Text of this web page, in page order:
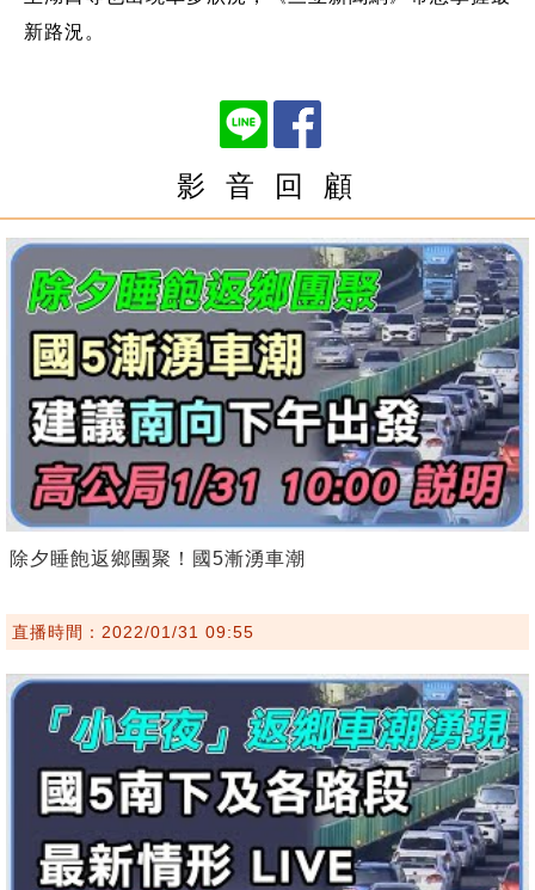
新路況。
影 音 回 顧
除夕睡飽返鄉團聚！國5漸湧車潮
直播時間：2022/01/31 09:55